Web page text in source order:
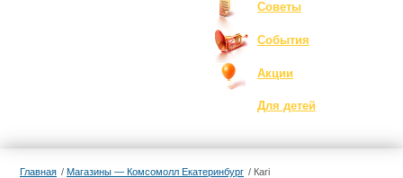
Советы
События
Акции
Для детей
Главная Магазины — Комсомолл Екатеринбург Кari